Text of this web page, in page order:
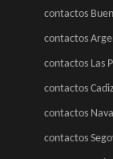
contactos
contactos
contactos Las
contactos Cadiz
contactos
contactos